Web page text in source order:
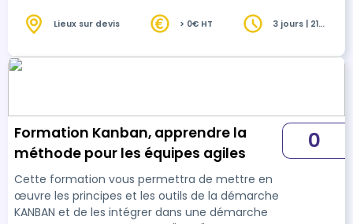
des services. Se préparer et passer la
Lieux sur devis > 0€ HT
3 jours | 21
Formation Kanban, apprendre la
méthode pour les équipes agiles
Cette formation vous permettra de mettre en
œuvre les principes et les outils de la démarche
KANBAN et de les intégrer dans une démarche
0